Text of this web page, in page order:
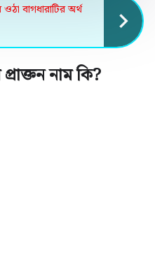
বাগধারাটির অর্থ
নাম কি?